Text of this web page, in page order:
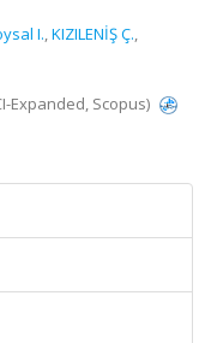
I.,KIZILENİŞ Ç.,
Expanded, Scopus)